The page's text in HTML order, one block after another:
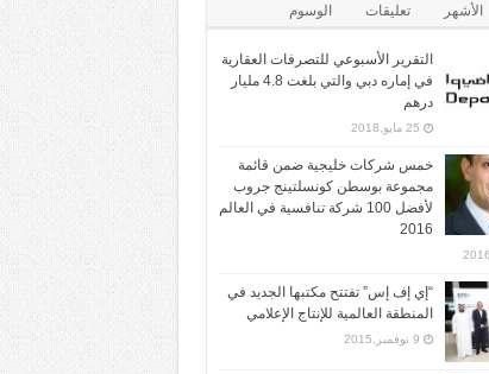
الأشهر تعليقات الوسوم
التقرير الأسبوعي للتصرفات العقارية
في إماره دبي والتي بلغت 4.8 مليار
درهم
25 مايو,2018
خمس شركات خليجية ضمن قائمة
مجموعة بوسطن كونسلتينج جروب
لأفضل 100 شركة تنافسية في العالم
2016
“إي إف إس” تفتتح مكتبها الجديد في
المنطقة العالمية للإنتاج الإعلامي
9 نوفمبر,2015